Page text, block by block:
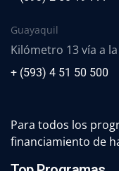
Guayaquil
Kilómetro 13 vía a
+ (593) 4 51 50 500
Para todos los
financiamiento de